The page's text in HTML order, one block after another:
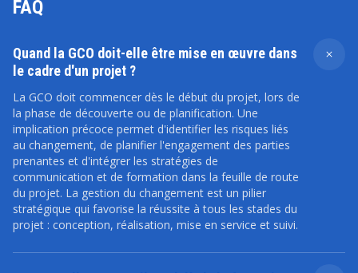
FAQ
Quand la GCO doit-elle être mise en œuvre dans
le cadre d'un projet ?
La GCO doit commencer dès le début du projet, lors de
la phase de découverte ou de planification. Une
implication précoce permet d'identifier les risques liés
au changement, de planifier l'engagement des parties
prenantes et d'intégrer les stratégies de
communication et de formation dans la feuille de route
du projet. La gestion du changement est un pilier
stratégique qui favorise la réussite à tous les stades du
projet : conception, réalisation, mise en service et suivi.